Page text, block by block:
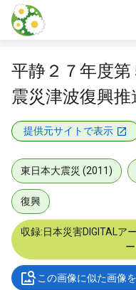
本文に飛ぶ
平静２７年度
震災津波復興
提供元サイトで表示
東日本大震災 (2011)
復興
収録:日本災害DIGITALア
この画像に似た画像